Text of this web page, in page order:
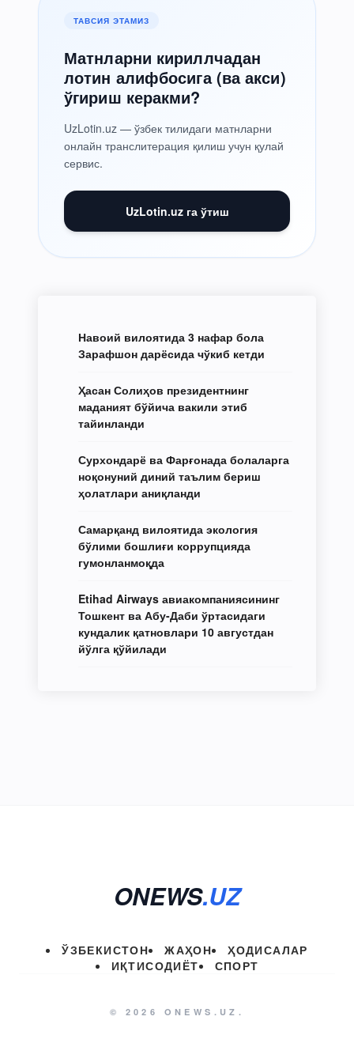
ТАВСИЯ ЭТАМИЗ
Матнларни кириллчадан
лотин алифбосига (ва акси)
ўгириш керакми?
UzLotin.uz — ўзбек тилидаги матнларни
онлайн транслитерация қилиш учун қулай
сервис.
UzLotin.uz га ўтиш
Навоий вилоятида 3 нафар бола
Зарафшон дарёсида чўкиб кетди
Ҳасан Солиҳов президентнинг
маданият бўйича вакили этиб
тайинланди
Сурхондарё ва Фарғонада болаларга
ноқонуний диний таълим бериш
ҳолатлари аниқланди
Самарқанд вилоятида экология
бўлими бошлиғи коррупцияда
гумонланмоқда
Etihad Airways авиакомпаниясининг
Тошкент ва Абу-Даби ўртасидаги
кундалик қатновлари 10 августдан
йўлга қўйилади
ONEWS.UZ
ЎЗБЕКИСТОН ЖАҲОН
ҲОДИСАЛАР
ИҚТИСОДИЁТ
СПОРТ
© 2026 ONEWS.UZ.